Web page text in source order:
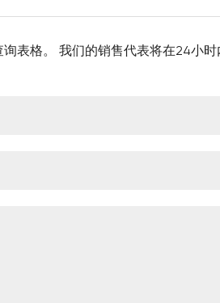
表格。 我们的销售代表将在24小